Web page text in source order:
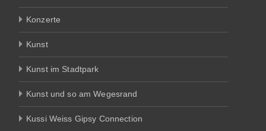
Konzerte
Kunst
Kunst im Stadtpark
Kunst und so am Wegesrand
Kussi Weiss Gipsy Connection